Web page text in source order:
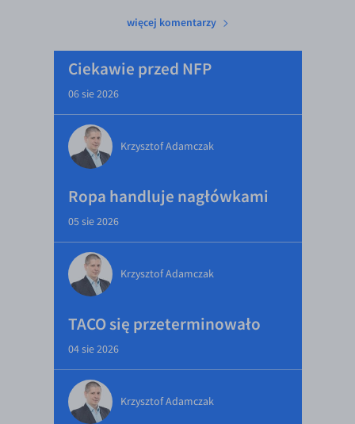
więcej komentarzy
Ciekawie przed NFP
06 sie 2026
Krzysztof Adamczak
Ropa handluje nagłówkami
05 sie 2026
Krzysztof Adamczak
TACO się przeterminowało
04 sie 2026
Krzysztof Adamczak